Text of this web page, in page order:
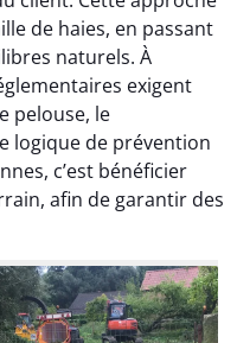
de haies, en passant
naturels. À
exigent
pelouse, le
logique de prévention
c’est bénéficier
afin de garantir des
Camille Morel
28 août 2025
Très satisfaite du service. Les
arbres ont été taillés avec
précision et le chantier a été
laissé impeccable. Équipe
sérieuse et efficace.